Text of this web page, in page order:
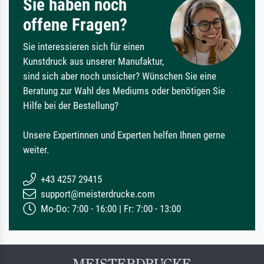
Sie haben noch
offene Fragen?
Sie interessieren sich für einen
Kunstdruck aus unserer Manufaktur,
sind sich aber noch unsicher? Wünschen Sie eine
Beratung zur Wahl des Mediums oder benötigen Sie
Hilfe bei der Bestellung?
Unsere Expertinnen und Experten helfen Ihnen gerne
weiter.
+43 4257 29415
support@meisterdrucke.com
Mo-Do: 7:00 - 16:00 | Fr: 7:00 - 13:00